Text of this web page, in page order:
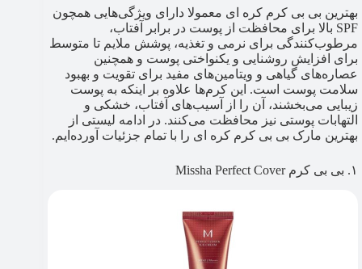
بهترین بی بی کرم کره ای معمولا دارای ویژگی‌هایی همچون
SPF بالا برای محافظت از پوست در برابر آفتاب،
مرطوب‌کنندگی برای نرمی و تغذیه، پوشش ملایم تا متوسط
برای افزایش روشنایی و یکنواختی پوست و همچنین
عصاره‌های گیاهی و ویتامین‌های مفید برای تقویت و بهبود
سلامت پوست است. این کرم‌ها علاوه بر اینکه به پوست
زیبایی می‌بخشند، آن را از آسیب‌های آفتاب، خشکی و
التهابات پوستی نیز محافظت می‌کنند. در ادامه لیستی از
بهترین مارک بی بی کرم کره ای را با تمام جزئیات آورده‌ایم.
۱. بی بی کرم Missha Perfect Cover